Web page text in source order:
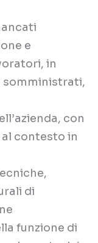
e
in
somministrati,
con
contesto in
di
funzione di